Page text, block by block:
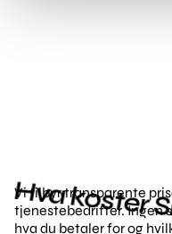
Hva koster
Vi tilbyr transparente
tjenestebedrifter. Ingen
hva du betaler for og